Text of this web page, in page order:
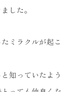
した。
ミラクルが起こ
知っていたよう